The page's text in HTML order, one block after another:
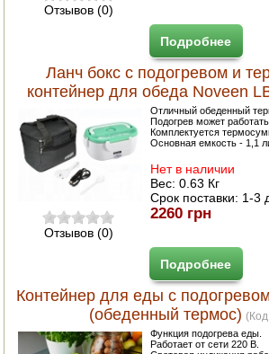
Отзывов (0)
Подробнее
Ланч бокс с подогревом и
контейнер для обеда Noveen
Отзывов (0)
Отличный обеденный
Подогрев может
Комплектуется
Основная емкость - 1,1
Нет в наличии
Вес:0.63 Кг
Срок поставки: 1-3
2260 грн
Подробнее
Контейнер для еды с
(обеденный термос)
Функция подогрева еды.
Работает от сети 220 В.